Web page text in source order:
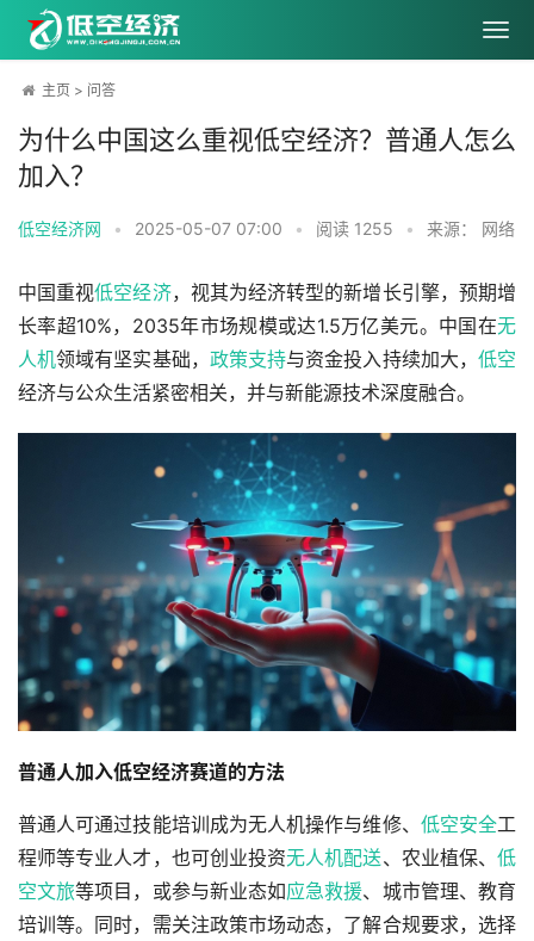
主页 > 问答
为什么中国这么重视低空经济？普通人怎么
加入？
低空经济网 • 2025-05-07 07:00 • 阅读 1255 • 来源： 网络
中国重视低空经济，视其为经济转型的新增长引擎，预期增
长率超10%，2035年市场规模或达1.5万亿美元。中国在无
人机领域有坚实基础， 政策支持与资金投入持续加大， 低空
经济与公众生活紧密相关，并与新能源技术深度融合。
普通人加入低空经济赛道的方法
普通人可通过技能培训成为无人机操作与维修、 低空安全工
程师等专业人才，也可创业投资无人机配送、农业植保、低
空文旅等项目，或参与新业态如应急救援、城市管理、教育
培训等。同时，需关注政策市场动态，了解合规要求，选择